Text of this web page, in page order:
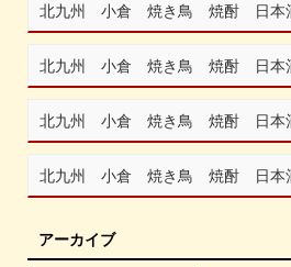
北九州 小倉 焼き鳥 焼酎 日本
北九州 小倉 焼き鳥 焼酎 日本
北九州 小倉 焼き鳥 焼酎 日本
北九州 小倉 焼き鳥 焼酎 日本
アーカイブ